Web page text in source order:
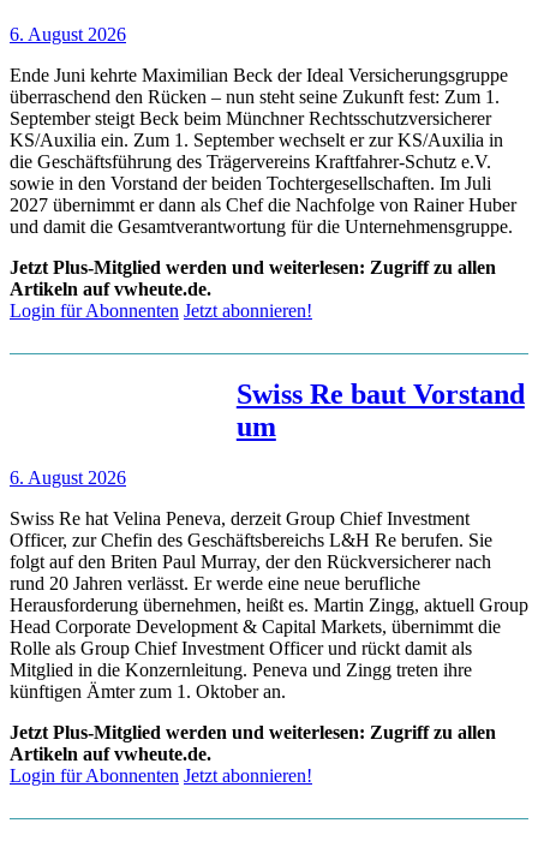
6. August 2026
Ende Juni kehrte Maximilian Beck der Ideal Versicherungsgruppe
überraschend den Rücken – nun steht seine Zukunft fest: Zum 1.
September steigt Beck beim Münchner Rechtsschutzversicherer
KS/Auxilia ein. Zum 1. September wechselt er zur KS/Auxilia in
die Geschäftsführung des Trägervereins Kraftfahrer-Schutz e.V.
sowie in den Vorstand der beiden Tochtergesellschaften. Im Juli
2027 übernimmt er dann als Chef die Nachfolge von Rainer Huber
und damit die Gesamtverantwortung für die Unternehmensgruppe.
Jetzt Plus-Mitglied werden und weiterlesen: Zugriff zu allen
Artikeln auf vwheute.de.
Login für Abonnenten Jetzt abonnieren!
Swiss Re baut Vorstand
um
6. August 2026
Swiss Re hat Velina Peneva, derzeit Group Chief Investment
Officer, zur Chefin des Geschäftsbereichs L&H Re berufen. Sie
folgt auf den Briten Paul Murray, der den Rückversicherer nach
rund 20 Jahren verlässt. Er werde eine neue berufliche
Herausforderung übernehmen, heißt es. Martin Zingg, aktuell Group
Head Corporate Development & Capital Markets, übernimmt die
Rolle als Group Chief Investment Officer und rückt damit als
Mitglied in die Konzernleitung. Peneva und Zingg treten ihre
künftigen Ämter zum 1. Oktober an.
Jetzt Plus-Mitglied werden und weiterlesen: Zugriff zu allen
Artikeln auf vwheute.de.
Login für Abonnenten Jetzt abonnieren!